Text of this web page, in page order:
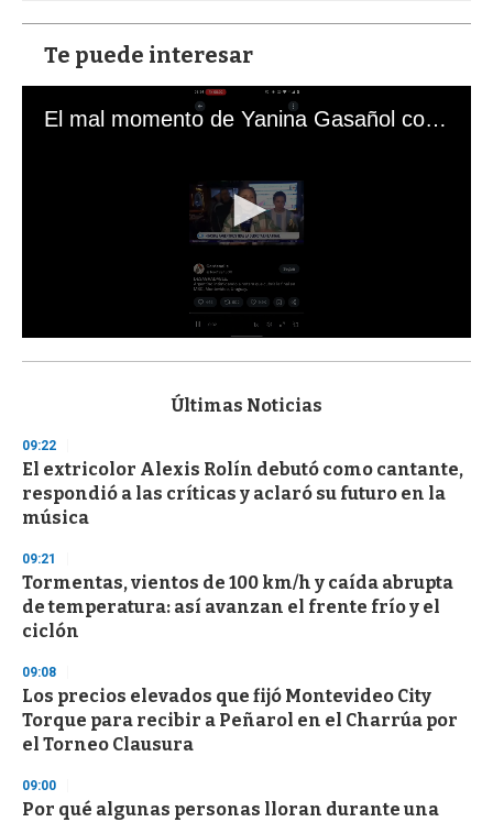
Te puede interesar
El mal momento de Yanina Gasañol con un hincha argentino en "Subrayado"
s
d
s
o
f
3
s
e
c
o
n
Últimas Noticias
09:22
El extricolor Alexis Rolín debutó como cantante,
respondió a las críticas y aclaró su futuro en la
música
09:21
Tormentas, vientos de 100 km/h y caída abrupta
de temperatura: así avanzan el frente frío y el
ciclón
09:08
Los precios elevados que fijó Montevideo City
Torque para recibir a Peñarol en el Charrúa por
el Torneo Clausura
09:00
Por qué algunas personas lloran durante una